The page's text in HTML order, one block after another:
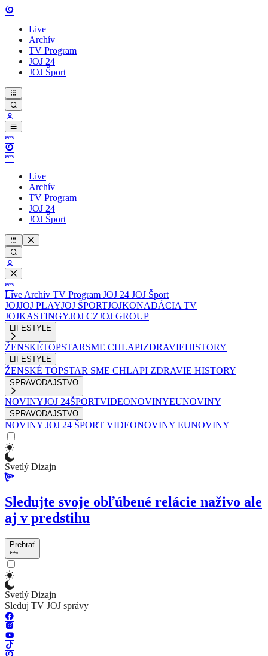
Live
Archív
TV Program
JOJ 24
JOJ Šport
Live
Archív
TV Program
JOJ 24
JOJ Šport
Live Archív TV Program JOJ 24 JOJ Šport
JOJJOJ PLAYJOJ ŠPORTJOJKONADÁCIA TV
JOJKASTINGYJOJ CZJOJ GROUP
LIFESTYLE
ŽENSKÉTOPSTARSME CHLAPIZDRAVIEHISTORY
LIFESTYLE
ŽENSKÉ TOPSTAR SME CHLAPI ZDRAVIE HISTORY
SPRAVODAJSTVO
NOVINYJOJ 24ŠPORTVIDEONOVINYEUNOVINY
SPRAVODAJSTVO
NOVINY JOJ 24 ŠPORT VIDEONOVINY EUNOVINY
Svetlý Dizajn
Sledujte svoje obľúbené relácie naživo ale
aj v predstihu
Prehrať
Svetlý Dizajn
Sleduj TV JOJ správy